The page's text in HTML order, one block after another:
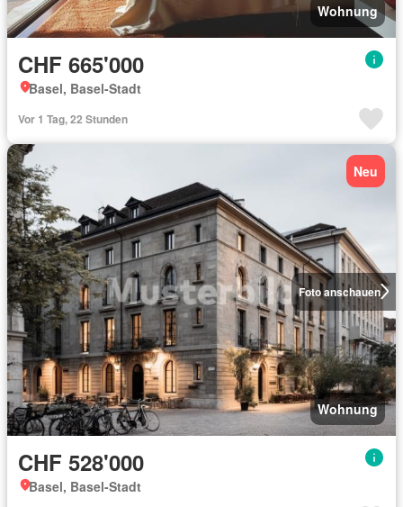
Wohnung
CHF 665'000
Basel, Basel-Stadt
Vor 1 Tag, 22 Stunden
Foto anschauen
Neu
Wohnung
CHF 528'000
Basel, Basel-Stadt